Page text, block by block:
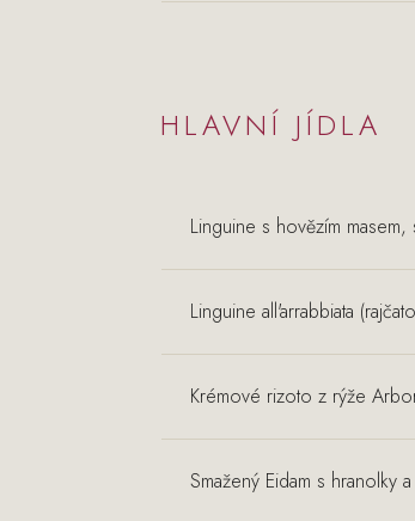
HLAVNÍ JÍDLA
Linguine s hovězím
Linguine all'arrabbiata
Krémové rizoto z rýže
Smažený Eidam s hranolky